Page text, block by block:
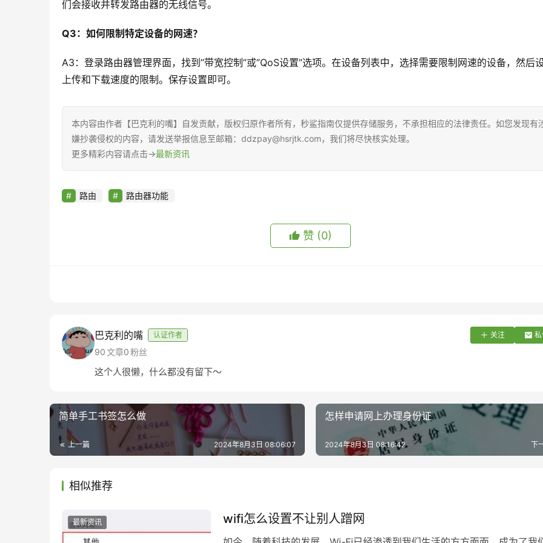
们会接收并转发路由器的无线信号。
Q3：如何限制特定设备的网速？
A3：登录路由器管理界面，找到”带宽控制”或”QoS设置”选项。在设备列表中，选择需要限制网速的设备，然后
上传和下载速度的限制。保存设置即可。
本内容由作者【巴克利的嘴】自发贡献，版权归原作者所有，秒鲨指南仅提供存储服务，不承担相应的法律责任。如您发现有
嫌抄袭侵权的内容，请发送举报信息至邮箱：ddzpay@hsrjtk.com，我们将尽快核实处理。
更多精彩内容请点击→最新资讯
路由 路由器功能
赞 (0)
巴克利的嘴 认证作者 关注
90文章0粉丝
这个人很懒，什么都没有留下～
简单手工书签怎么做
上一篇 2024年8月3日 08:06:07
怎样申请网上办理身份证
下
2024年8月3日 08:16:42
相似推荐
最新资讯 wifi怎么设置不让别人蹭网